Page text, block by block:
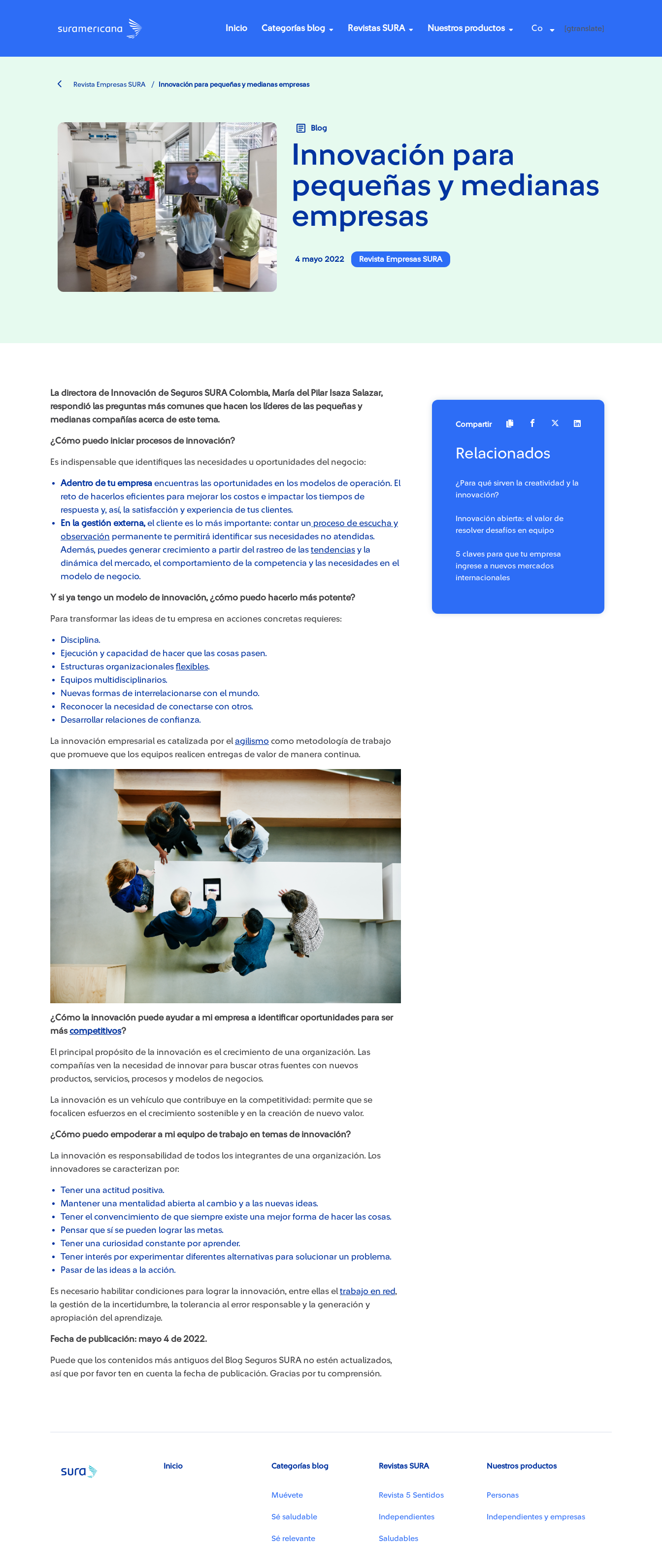
Inicio Categorías blog Revistas SURA Nuestros productos Co [gtranslate]
Revista Empresas SURA / Innovación para pequeñas y medianas empresas
Blog
Innovación para
pequeñas y medianas
empresas
4 mayo 2022 Revista Empresas SURA
La directora de Innovación de Seguros SURA Colombia, María del Pilar Isaza Salazar,
respondió las preguntas más comunes que hacen los líderes de las pequeñas y
medianas compañías acerca de este tema.
¿Cómo puedo iniciar procesos de innovación?
Es indispensable que identifiques las necesidades u oportunidades del negocio:
Adentro de tu empresa encuentras las oportunidades en los modelos de operación. El
reto de hacerlos eficientes para mejorar los costos e impactar los tiempos de
respuesta y, así, la satisfacción y experiencia de tus clientes.
En la gestión externa, el cliente es lo más importante: contar un proceso de escucha y
observación permanente te permitirá identificar sus necesidades no atendidas.
Además, puedes generar crecimiento a partir del rastreo de las tendencias y la
dinámica del mercado, el comportamiento de la competencia y las necesidades en el
modelo de negocio.
Y si ya tengo un modelo de innovación, ¿cómo puedo hacerlo más potente?
Para transformar las ideas de tu empresa en acciones concretas requieres:
Disciplina.
Ejecución y capacidad de hacer que las cosas pasen.
Estructuras organizacionales flexibles.
Equipos multidisciplinarios.
Nuevas formas de interrelacionarse con el mundo.
Reconocer la necesidad de conectarse con otros.
Desarrollar relaciones de confianza.
La innovación empresarial es catalizada por el agilismo como metodología de trabajo
que promueve que los equipos realicen entregas de valor de manera continua.
¿Cómo la innovación puede ayudar a mi empresa a identificar oportunidades para ser
máscompetitivos?
El principal propósito de la innovación es el crecimiento de una organización. Las
compañías ven la necesidad de innovar para buscar otras fuentes con nuevos
productos, servicios, procesos y modelos de negocios.
La innovación es un vehículo que contribuye en la competitividad: permite que se
focalicen esfuerzos en el crecimiento sostenible y en la creación de nuevo valor.
¿Cómo puedo empoderar a mi equipo de trabajo en temas de innovación?
La innovación es responsabilidad de todos los integrantes de una organización. Los
innovadores se caracterizan por:
Tener una actitud positiva.
Mantener una mentalidad abierta al cambio y a las nuevas ideas.
Tener el convencimiento de que siempre existe una mejor forma de hacer las cosas.
Pensar que sí se pueden lograr las metas.
Tener una curiosidad constante por aprender.
Tener interés por experimentar diferentes alternativas para solucionar un problema.
Pasar de las ideas a la acción.
Es necesario habilitar condiciones para lograr la innovación, entre ellas el trabajo en red,
la gestión de la incertidumbre, la tolerancia al error responsable y la generación y
apropiación del aprendizaje.
Fecha de publicación: mayo 4 de 2022.
Puede que los contenidos más antiguos del Blog Seguros SURA no estén actualizados,
así que por favor ten en cuenta la fecha de publicación. Gracias por tu comprensión.
Compartir
Relacionados
¿Para qué sirven la creatividad y la
innovación?
Innovación abierta: el valor de
resolver desafíos en equipo
5 claves para que tu empresa
ingrese a nuevos mercados
internacionales
Inicio Categorías blog
Muévete
Sé saludable
Sé relevante
Revistas SURA
Revista 5 Sentidos
Independientes
Saludables
Nuestros productos
Personas
Independientes y empresas